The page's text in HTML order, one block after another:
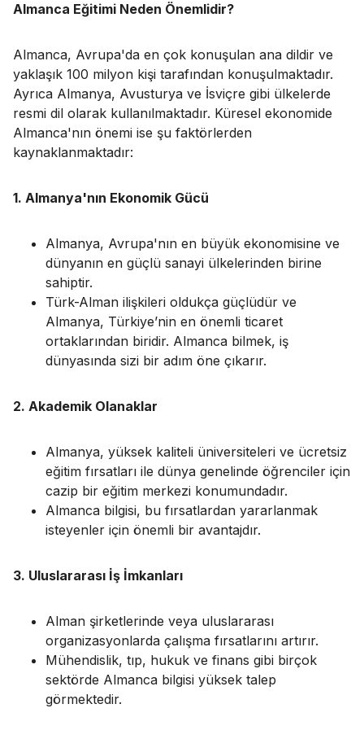
Almanca Eğitimi Neden Önemlidir?
Almanca, Avrupa'da en çok konuşulan ana dildir ve
yaklaşık 100 milyon kişi tarafından konuşulmaktadır.
Ayrıca Almanya, Avusturya ve İsviçre gibi ülkelerde
resmi dil olarak kullanılmaktadır. Küresel ekonomide
Almanca'nın önemi ise şu faktörlerden
kaynaklanmaktadır:
1. Almanya'nın Ekonomik Gücü
Almanya, Avrupa'nın en büyük ekonomisine ve
dünyanın en güçlü sanayi ülkelerinden birine
sahiptir.
Türk-Alman ilişkileri oldukça güçlüdür ve
Almanya, Türkiye’nin en önemli ticaret
ortaklarından biridir. Almanca bilmek, iş
dünyasında sizi bir adım öne çıkarır.
2. Akademik Olanaklar
Almanya, yüksek kaliteli üniversiteleri ve ücretsiz
eğitim fırsatları ile dünya genelinde öğrenciler için
cazip bir eğitim merkezi konumundadır.
Almanca bilgisi, bu fırsatlardan yararlanmak
isteyenler için önemli bir avantajdır.
3. Uluslararası İş İmkanları
Alman şirketlerinde veya uluslararası
organizasyonlarda çalışma fırsatlarını artırır.
Mühendislik, tıp, hukuk ve finans gibi birçok
sektörde Almanca bilgisi yüksek talep
görmektedir.